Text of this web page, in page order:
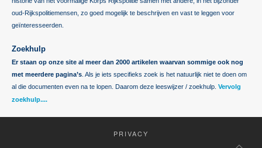
oud-Rijkspolitiemensen, zo goed mogelijk te beschrijven en vast te leggen voor
geïnteresseerden.
Zoekhulp
Er staan op onze site al meer dan 2000 artikelen waarvan sommige ook nog
met meerdere pagina’s . Als je iets specifieks zoek is het natuurlijk niet te doen om
al die documenten even na te lopen. Daarom deze leeswijzer / zoekhulp. Vervolg
zoekhulp....
PRIVACY